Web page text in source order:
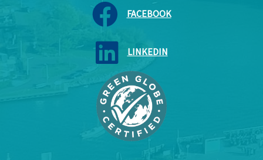
FACEBOOK
LINKEDIN